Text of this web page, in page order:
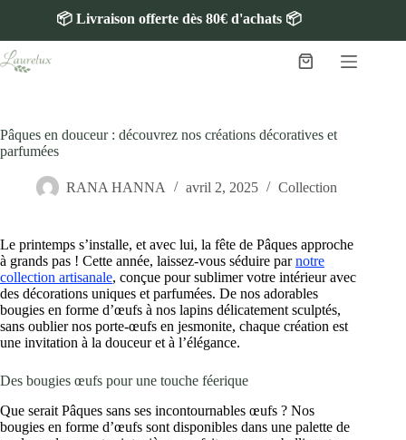
📦 Livraison offerte dès 80€ d'achats 📦
Pâques en douceur : découvrez nos créations décoratives et
parfumées
RANA HANNA avril 2, 2025 Collection
Le printemps s’installe, et avec lui, la fête de Pâques approche
à grands pas ! Cette année, laissez-vous séduire parnotre
collection artisanale, conçue pour sublimer votre intérieur avec
des décorations uniques et parfumées. De nos adorables
bougies en forme d’œufs à nos lapins délicatement sculptés,
sans oublier nos porte-œufs en jesmonite, chaque création est
une invitation à la douceur et à l’élégance.
Des bougies œufs pour une touche féerique
Que serait Pâques sans ses incontournables œufs ? Nos
bougies en forme d’œufs sont disponibles dans une palette de